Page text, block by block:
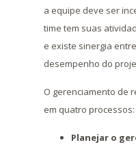
a equipe deve ser
time tem suas
e existe sinergia
desempenho do
O gerenciamento de
em quatro processos:
Planejar o